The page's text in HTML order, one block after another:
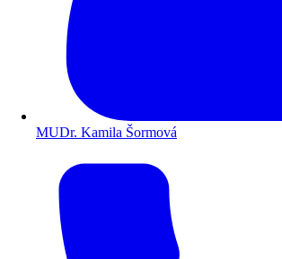
MUDr. Kamila Šormová